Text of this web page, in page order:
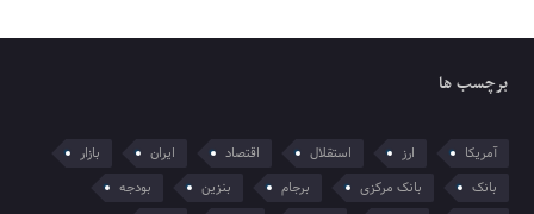
برچسب ها
آمریکا ارز استقلال اقتصاد ایران
بازار
بانک
بانک مرکزی برجام بنزین
بودجه